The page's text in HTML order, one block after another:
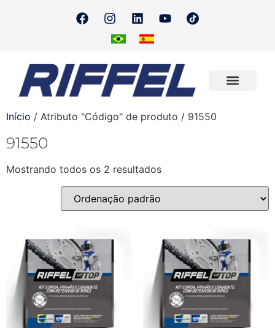
Início / Atributo "Código" de produto / 91550
91550
Mostrando todos os 2 resultados